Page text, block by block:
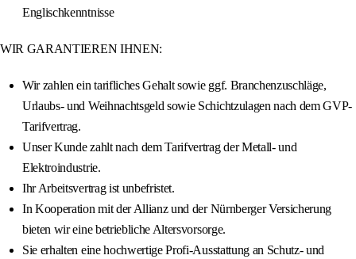
Englischkenntnisse
WIR GARANTIEREN IHNEN:
Wir zahlen ein tarifliches Gehalt sowie ggf. Branchenzuschläge,
Urlaubs- und Weihnachtsgeld sowie Schichtzulagen nach dem GVP-
Tarifvertrag.
Unser Kunde zahlt nach dem Tarifvertrag der Metall- und
Elektroindustrie.
Ihr Arbeitsvertrag ist unbefristet.
In Kooperation mit der Allianz und der Nürnberger Versicherung
bieten wir eine betriebliche Altersvorsorge.
Sie erhalten eine hochwertige Profi-Ausstattung an Schutz- und